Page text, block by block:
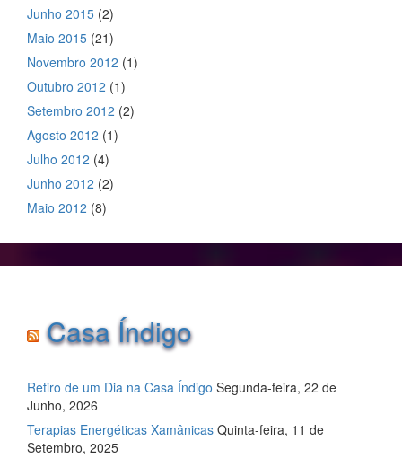
Junho 2015 (2)
Maio 2015 (21)
Novembro 2012 (1)
Outubro 2012 (1)
Setembro 2012 (2)
Agosto 2012 (1)
Julho 2012 (4)
Junho 2012 (2)
Maio 2012 (8)
Casa Índigo
Retiro de um Dia na Casa Índigo Segunda-feira, 22 de
Junho, 2026
Terapias Energéticas Xamânicas Quinta-feira, 11 de
Setembro, 2025